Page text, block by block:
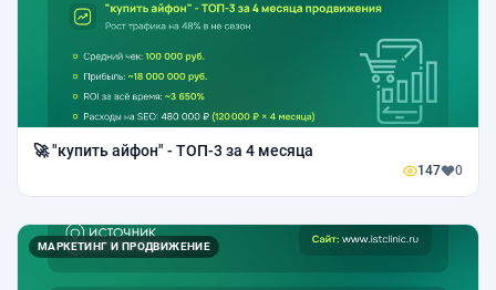
🚀 "купить айфон" - ТОП-3 за 4 месяца
147 0
МАРКЕТИНГ И ПРОДВИЖЕНИЕ